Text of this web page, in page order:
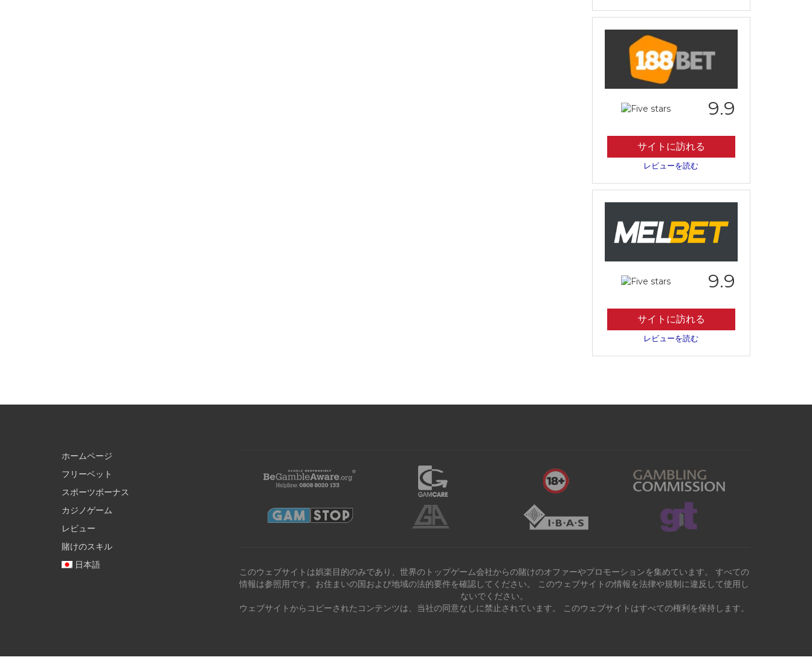
9.9
サイトに訪れる
レビューを読む
9.9
サイトに訪れる
レビューを読む
ホームページ
フリーベット
スポーツボーナス
カジノゲーム
レビュー
賭けのスキル
日本語
このウェブサイトは娯楽目的のみであり、世界のトップゲーム会社からの賭けのオファーやプロモーションを集めています。 すべての
情報は参照用です。お住まいの国および地域の法的要件を確認してください。 このウェブサイトの情報を法律や規制に違反して使用し
ないでください。
ウェブサイトからコピーされたコンテンツは、当社の同意なしに禁止されています。 このウェブサイトはすべての権利を保持します。